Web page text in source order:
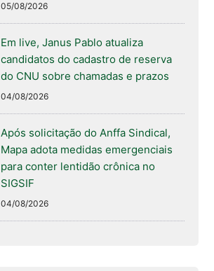
05/08/2026
Em live, Janus Pablo atualiza
candidatos do cadastro de reserva
do CNU sobre chamadas e prazos
04/08/2026
Após solicitação do Anffa Sindical,
Mapa adota medidas emergenciais
para conter lentidão crônica no
SIGSIF
04/08/2026